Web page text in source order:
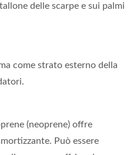
delle scarpe e sui palmi
come strato esterno della
(neoprene) offre
Può essere